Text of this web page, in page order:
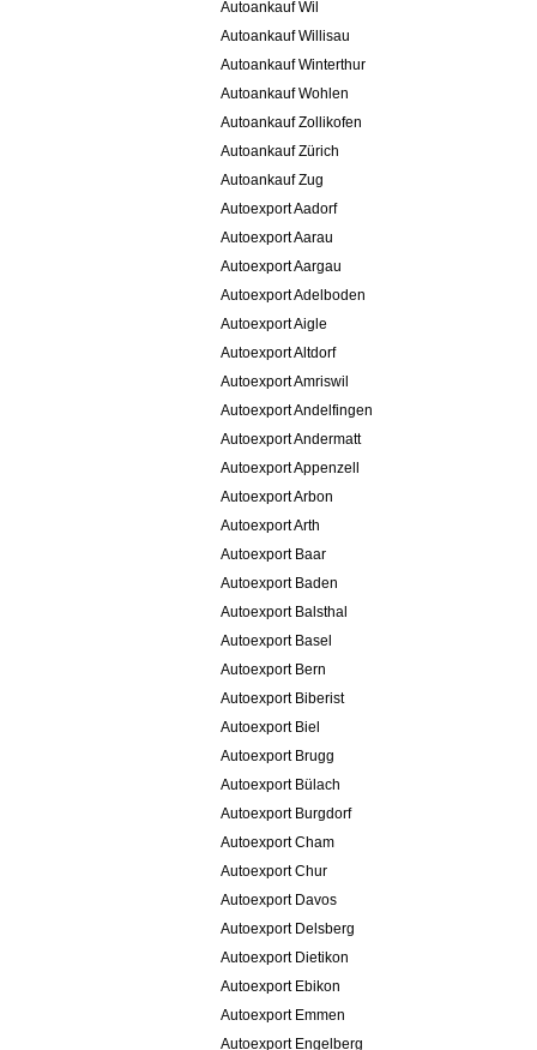
Autoankauf Wil
Autoankauf Willisau
Autoankauf Winterthur
Autoankauf Wohlen
Autoankauf Zollikofen
Autoankauf Zürich
Autoankauf Zug
Autoexport Aadorf
Autoexport Aarau
Autoexport Aargau
Autoexport Adelboden
Autoexport Aigle
Autoexport Altdorf
Autoexport Amriswil
Autoexport Andelfingen
Autoexport Andermatt
Autoexport Appenzell
Autoexport Arbon
Autoexport Arth
Autoexport Baar
Autoexport Baden
Autoexport Balsthal
Autoexport Basel
Autoexport Bern
Autoexport Biberist
Autoexport Biel
Autoexport Brugg
Autoexport Bülach
Autoexport Burgdorf
Autoexport Cham
Autoexport Chur
Autoexport Davos
Autoexport Delsberg
Autoexport Dietikon
Autoexport Ebikon
Autoexport Emmen
Autoexport Engelberg